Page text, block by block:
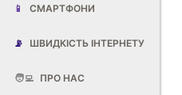
📱 СМАРТФОНИ
📡 ШВИДКІСТЬ ІНТЕРНЕТУ
🧑‍💻 ПРО НАС